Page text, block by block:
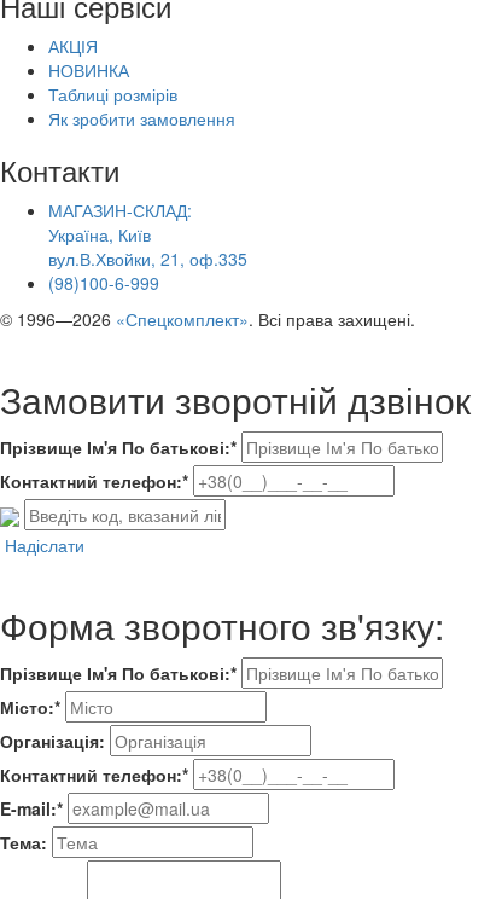
АКЦІЯ
НОВИНКА
Таблиці розмірів
Як зробити замовлення
Контакти
МАГАЗИН-СКЛАД:
Україна, Київ
вул.В.Хвойки, 21, оф.335
(98)100-6-999
© 1996—2026 «Спецкомплект». Всі права захищені.
Замовити зворотній дзвінок
Прізвище Ім'я По батькові:*
Контактний телефон:*
Надіслати
Форма зворотного зв'язку:
Прізвище Ім'я По батькові:*
Місто:*
Організація:
Контактний телефон:*
E-mail:*
Тема: